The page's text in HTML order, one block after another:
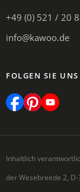
+49 (0) 521 / 20
info@kawoo.de
FOLGEN SIE UNS
Inhaltlich
der Wesebreede 2,